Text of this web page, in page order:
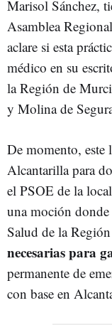
Marisol Sánchez,
Asamblea
aclare si esta
médico en su
la Región de
y Molina de
De momento, este
Alcantarilla para
el PSOE de la
una moción donde
Salud de la
necesarias para
permanente de
con base en